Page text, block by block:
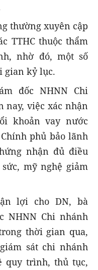
thường xuyên cập
TTHC thuộc thẩm
nhờ đó, một số
gian kỷ lục.
đốc NHNN Chi
nay, việc xác nhận
khoản vay nước
phủ bảo lãnh
nhận đủ điều
mỹ nghệ giảm
lợi cho DN, bà
NHNN Chi nhánh
thời gian qua,
sát chi nhánh
quy trình, thủ tục,